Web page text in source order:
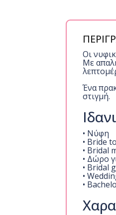
Οι
Με
Ένα
στιγμή.
• Νύφη
• Bride
• Bridal
• Δώρο
• Bridal
•
•